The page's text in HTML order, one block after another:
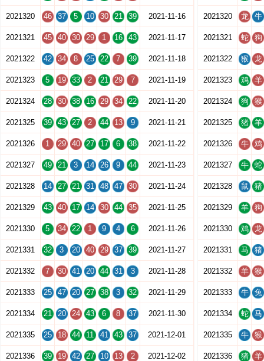
2021320 46 37 5 10 30 21 39 2021-11-16
2021321 45 40 30 29 1 16 43 2021-11-17
2021322 42 34 8 25 22 7 39 2021-11-18
2021323 5 19 33 2 21 29 7 2021-11-19
2021324 28 30 38 16 29 34 22 2021-11-20
2021325 39 43 27 2 44 13 9 2021-11-21
2021326 1 29 40 27 17 6 38 2021-11-22
2021327 49 21 3 14 26 9 44 2021-11-23
2021328 14 27 21 31 48 47 30 2021-11-24
2021329 43 40 17 14 30 44 35 2021-11-25
2021330 5 34 22 1 9 4 6 2021-11-26
2021331 32 3 20 40 29 37 39 2021-11-27
2021332 7 30 41 20 44 31 3 2021-11-28
2021333 25 47 20 27 38 3 32 2021-11-29
2021334 21 20 24 43 6 8 37 2021-11-30
2021335 25 18 44 11 41 43 37 2021-12-01
2021336 39 19 42 27 10 13 2 2021-12-02
2021320 龙 牛
2021321 蛇 狗
2021322 猴 龙
2021323 鸡 羊
2021324 狗 猴
2021325 猪 羊
2021326 牛 鸡
2021327 牛 蛇
2021328 鼠 猪
2021329 羊 狗
2021330 鸡 龙
2021331 马 猪
2021332 羊 猴
2021333 牛 兔
2021334 蛇 马
2021335 牛 猴
2021336 猪 羊